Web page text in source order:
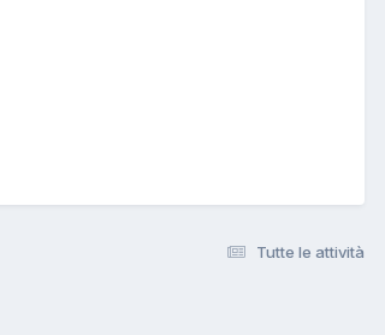
Tutte le attività